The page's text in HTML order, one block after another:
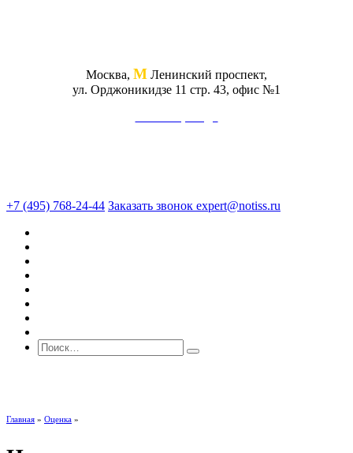
Москва, М Ленинский проспект,
ул. Орджоникидзе 11 стр. 43, офис №1
+7 (495) 768-24-44 Заказать звонок expert@notiss.ru
Поиск по сайту
Главная » Оценка »